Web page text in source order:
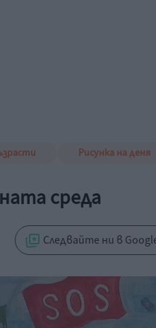
Рисунка на деня
среда
Следвайте ни в